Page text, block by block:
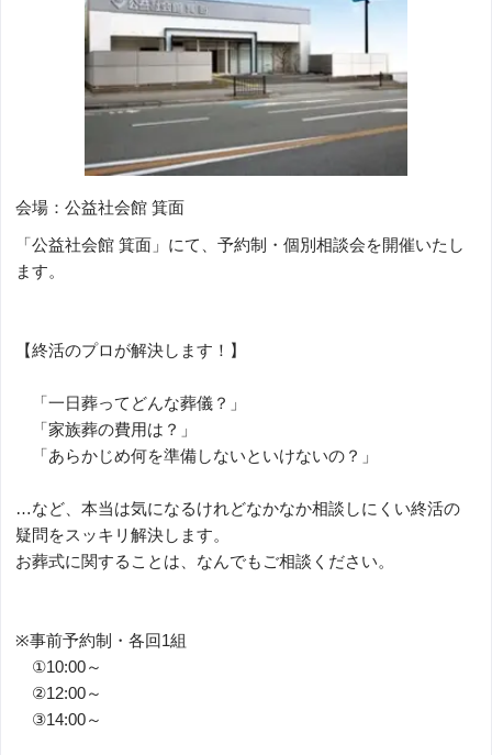
会場：公益社会館 箕面
「公益社会館 箕面」にて、予約制・個別相談会を開催いたし
ます。
【終活のプロが解決します！】
「一日葬ってどんな葬儀？」
「家族葬の費用は？」
「あらかじめ何を準備しないといけないの？」
…など、本当は気になるけれどなかなか相談しにくい終活の
疑問をスッキリ解決します。
お葬式に関することは、なんでもご相談ください。
※事前予約制・各回1組
①10:00～
②12:00～
③14:00～